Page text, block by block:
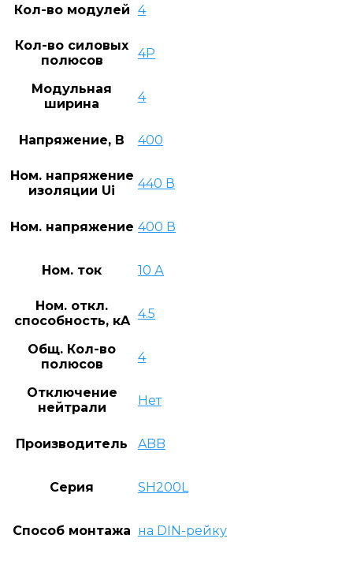
Кол-во модулей 4
Кол-во силовых
полюсов
4P
Модульная
ширина
4
Напряжение, В 400
Ном. напряжение
изоляции Ui
440 В
Ном. напряжение 400 В
Ном. ток 10 А
Ном. откл.
способность, кA 4.5
Общ. Кол-во
полюсов
4
Отключение
нейтрали
Нет
Производитель ABB
Серия SH200L
Способ монтажа на DIN-рейку